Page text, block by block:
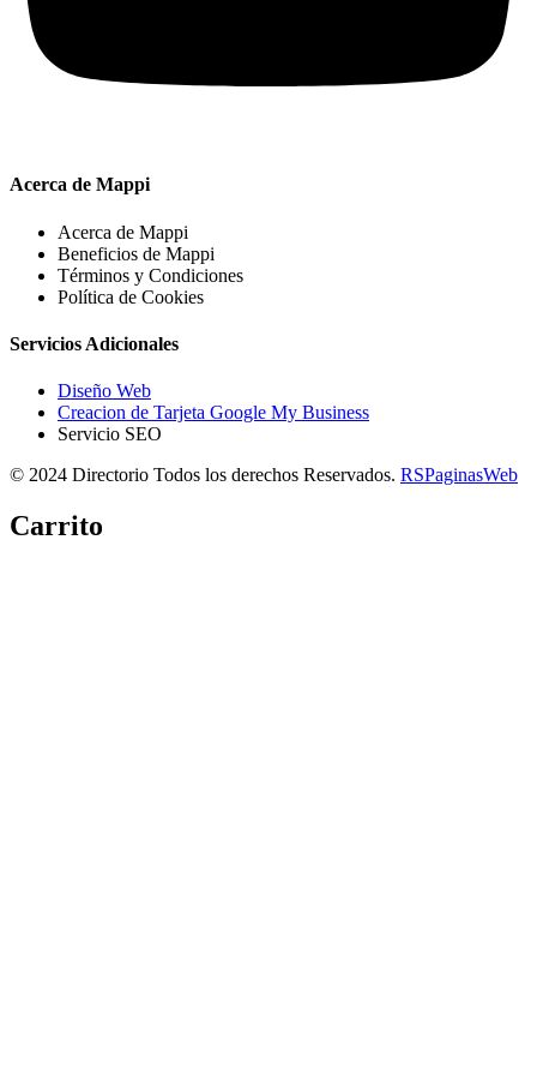
Acerca de Mappi
Acerca de Mappi
Beneficios de Mappi
Términos y Condiciones
Política de Cookies
Servicios Adicionales
Diseño Web
Creacion de Tarjeta Google My Business
Servicio SEO
© 2024 Directorio Todos los derechos Reservados. RSPaginasWeb
Carrito